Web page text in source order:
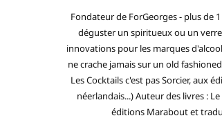
Fondateur de ForGeorges - plus de
déguster un spiritueux ou un
innovations pour les marques
ne crache jamais sur un old
Les Cocktails c'est pas Sorcier, aux
néerlandais...) Auteur des livres :
éditions Marabout et